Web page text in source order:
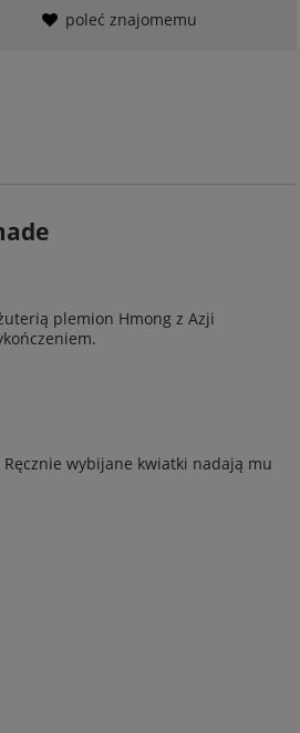
poleć znajomemu
plemion Hmong z Azji
wybijane kwiatki nadają mu